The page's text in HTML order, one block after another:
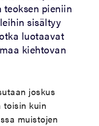
pieniin
sisältyy
luotaavat
kiehtovan
joskus
toisin kuin
muistojen